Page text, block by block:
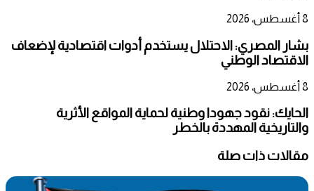
8 أغسطس، 2026
بشار المصري: الاحتلال يستخدم أدوات اقتصادية لإضعاف
الاقتصاد الوطني
8 أغسطس، 2026
الحايك: نقود جهودا وطنية لحماية المواقع الأثرية
والتاريخية المهددة بالخطر
مقالات ذات صلة